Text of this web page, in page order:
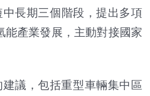
長期三個階段，提出多項
能產業發展，主動對接國家
議，包括重型車輛集中區